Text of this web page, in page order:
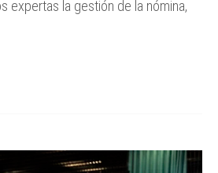
expertas la gestión de la nómina,